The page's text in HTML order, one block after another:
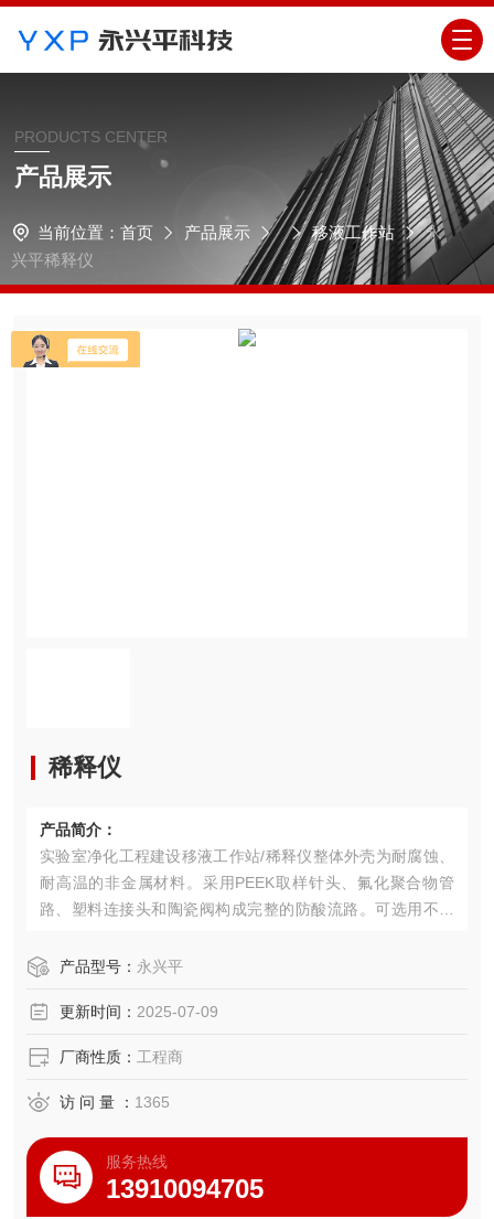
PRODUCTS CENTER
产品展示
当前位置： 首页 产品展示 移液工作站
永
兴平稀释仪
稀释仪
产品简介：
实验室净化工程建设移液工作站/稀释仪整体外壳为耐腐蚀、
耐高温的非金属材料。采用PEEK取样针头、氟化聚合物管
路、塑料连接头和陶瓷阀构成完整的防酸流路。可选用不同
针头和管路，满足多种应用的组合。
产品型号： 永兴平
更新时间： 2025-07-09
厂商性质： 工程商
访 问 量 ： 1365
服务热线
13910094705